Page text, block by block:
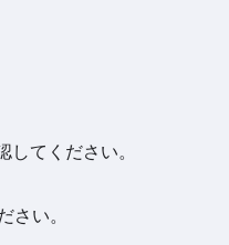
てください。
い。